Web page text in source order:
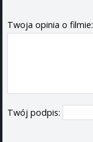
Twoja opinia o filmie:
Twój podpis: